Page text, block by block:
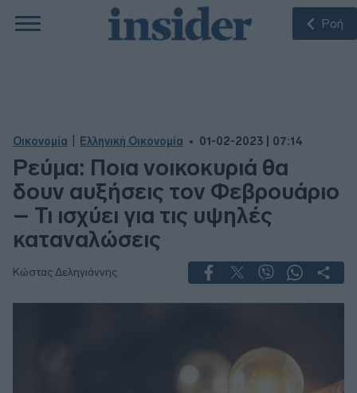
Ροή
Οικονομία Ελληνική Οικονομία 01-02-2023 | 07:14
Ρεύμα: Ποια νοικοκυριά θα
δουν αυξήσεις τον Φεβρουάριο
– Τι ισχύει για τις υψηλές
καταναλώσεις
Κώστας Δεληγιάννης